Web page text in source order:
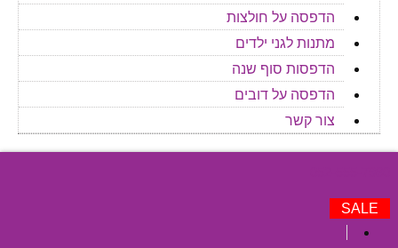
הדפסה על חולצות
מתנות לגני ילדים
הדפסות סוף שנה
הדפסה על דובים
צור קשר
SALE